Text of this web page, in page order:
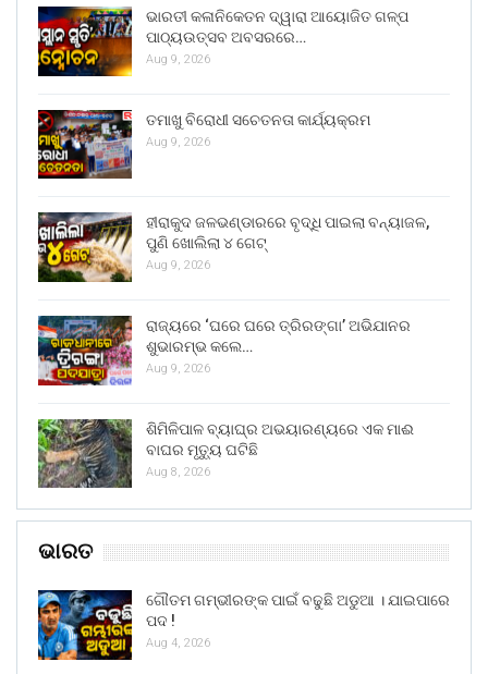
ଭାରତୀ କଳାନିକେତନ ଦ୍ୱାରା ଆୟୋଜିତ ଗଳ୍ପ
ପାଠ୍ୟଉତ୍ସବ ଅବସରରେ…
Aug 9, 2026
ତମାଖୁ ବିରୋଧୀ ସଚେତନତା କାର୍ଯ୍ୟକ୍ରମ
Aug 9, 2026
ହୀରାକୁଦ ଜଳଭଣ୍ଡାରରେ ବୃଦ୍ଧି ପାଇଲା ବନ୍ୟାଜଳ,
ପୁଣି ଖୋଲିଲା ୪ ଗେଟ୍
Aug 9, 2026
ରାଜ୍ୟରେ ‘ଘରେ ଘରେ ତ୍ରିରଙ୍ଗା’ ଅଭିଯାନର
ଶୁଭାରମ୍ଭ କଲେ…
Aug 9, 2026
ଶିମିଳିପାଳ ବ୍ୟାଘ୍ର ଅଭୟାରଣ୍ୟରେ ଏକ ମାଈ
ବାଘର ମୃତ୍ୟୁ ଘଟିଛି
Aug 8, 2026
ଭାରତ
ଗୌତମ ଗମ୍ଭୀରଙ୍କ ପାଇଁ ବଢୁଛି ଅଡୁଆ । ଯାଇପାରେ
ପଦ !
Aug 4, 2026